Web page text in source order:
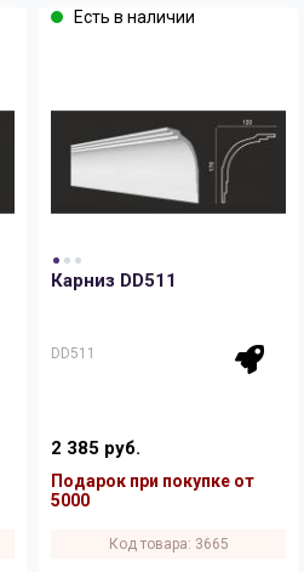
Есть в наличии
Карниз DD511
DD511
2 385 руб.
Подарок при покупке от
5000
Код товара: 3665